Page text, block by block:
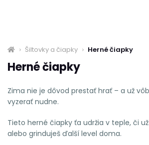
Šiltovky a čiapky Herné čiapky
Herné čiapky
Zima nie je dôvod prestať hrať – a už
vyzerať nudne.
Tieto herné čiapky ťa udržia v teple, či
alebo grinduješ ďalší level doma.